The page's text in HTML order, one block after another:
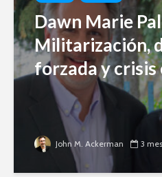
Dawn Marie
Militarización,
forzada y
John M. Ackerman 3